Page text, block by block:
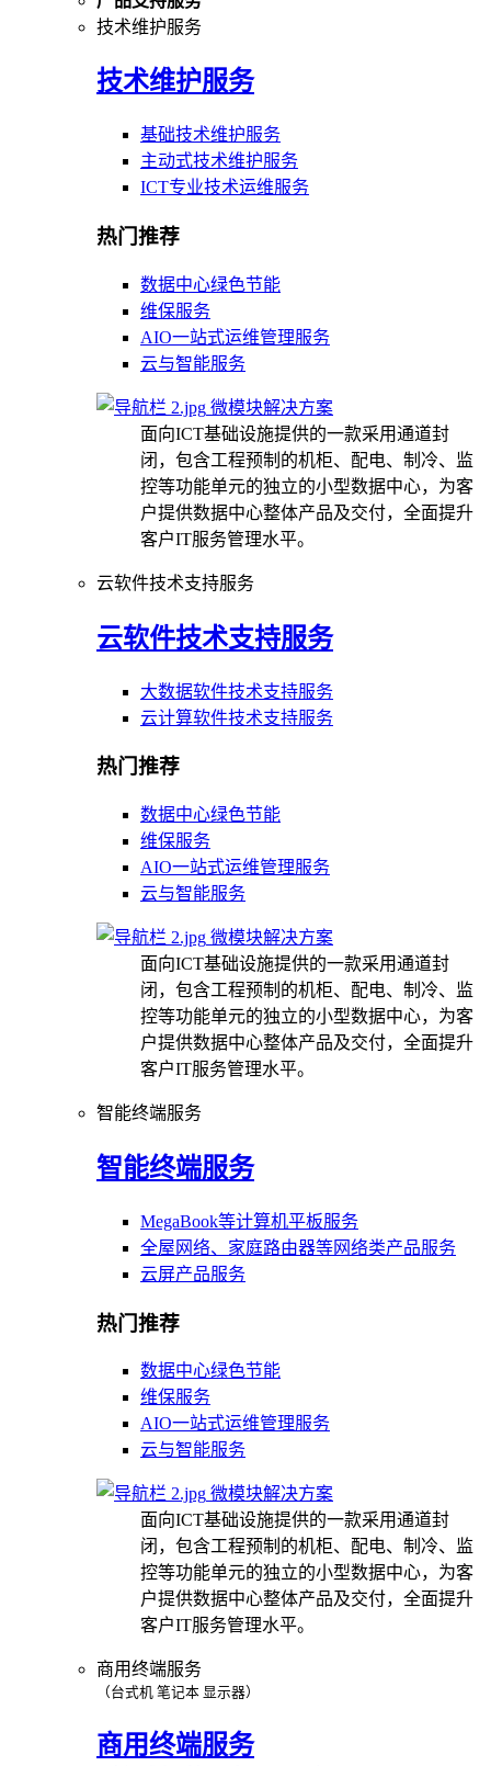
技术维护服务
技术维护服务
基础技术维护服务
主动式技术维护服务
ICT专业技术运维服务
热门推荐
数据中心绿色节能
维保服务
AIO一站式运维管理服务
云与智能服务
微模块解决方案
面向ICT基础设施提供的一款采用通道封
闭，包含工程预制的机柜、配电、制冷、监
控等功能单元的独立的小型数据中心，为客
户提供数据中心整体产品及交付，全面提升
客户IT服务管理水平。
云软件技术支持服务
云软件技术支持服务
大数据软件技术支持服务
云计算软件技术支持服务
热门推荐
数据中心绿色节能
维保服务
AIO一站式运维管理服务
云与智能服务
微模块解决方案
面向ICT基础设施提供的一款采用通道封
闭，包含工程预制的机柜、配电、制冷、监
控等功能单元的独立的小型数据中心，为客
户提供数据中心整体产品及交付，全面提升
客户IT服务管理水平。
智能终端服务
智能终端服务
MegaBook等计算机平板服务
全屋网络、家庭路由器等网络类产品服务
云屏产品服务
热门推荐
数据中心绿色节能
维保服务
AIO一站式运维管理服务
云与智能服务
微模块解决方案
面向ICT基础设施提供的一款采用通道封
闭，包含工程预制的机柜、配电、制冷、监
控等功能单元的独立的小型数据中心，为客
户提供数据中心整体产品及交付，全面提升
客户IT服务管理水平。
商用终端服务
（台式机 笔记本 显示器）
商用终端服务